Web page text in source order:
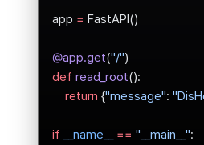
app = FastAPI()
@app.get("/")
def read_root():
    return
{"message":
if __name__ == "__main__":